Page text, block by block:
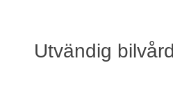
Utvändig